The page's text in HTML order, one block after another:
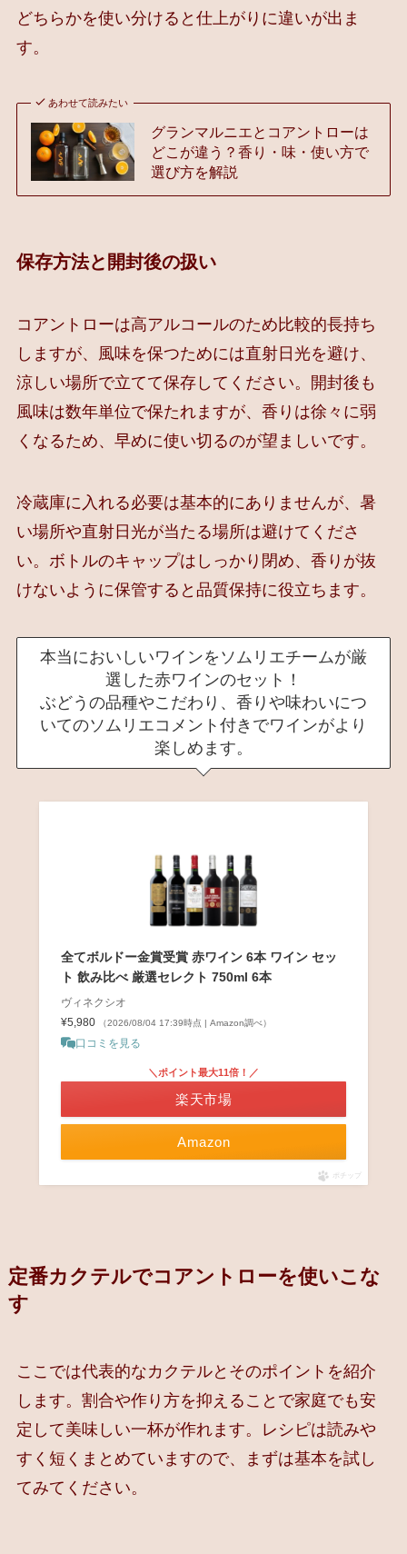
どちらかを使い分けると仕上がりに違いが出ま
す。
あわせて読みたい
グランマルニエとコアントローは
どこが違う？香り・味・使い方で
選び方を解説
保存方法と開封後の扱い
コアントローは高アルコールのため比較的長持ち
しますが、風味を保つためには直射日光を避け、
涼しい場所で立てて保存してください。開封後も
風味は数年単位で保たれますが、香りは徐々に弱
くなるため、早めに使い切るのが望ましいです。
冷蔵庫に入れる必要は基本的にありませんが、暑
い場所や直射日光が当たる場所は避けてくださ
い。ボトルのキャップはしっかり閉め、香りが抜
けないように保管すると品質保持に役立ちます。
本当においしいワインをソムリエチームが厳
選した赤ワインのセット！
ぶどうの品種やこだわり、香りや味わいにつ
いてのソムリエコメント付きでワインがより
楽しめます。
全てボルドー金賞受賞 赤ワイン 6本 ワイン セッ
ト 飲み比べ 厳選セレクト 750ml 6本
ヴィネクシオ
¥5,980
（2026/08/04 17:39時点 | Amazon調べ）
口コミを見る
Amazon
＼ポイント最大11倍！／
楽天市場
ポチップ
定番カクテルでコアントローを使いこな
す
ここでは代表的なカクテルとそのポイントを紹介
します。割合や作り方を抑えることで家庭でも安
定して美味しい一杯が作れます。レシピは読みや
すく短くまとめていますので、まずは基本を試し
てみてください。